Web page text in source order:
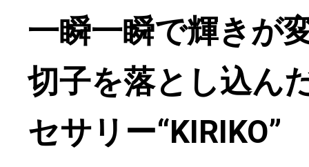
一瞬一瞬で輝きが
切子を落とし込ん
セサリー“KIRIKO”